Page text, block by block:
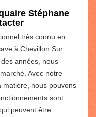
Stéphane
très connu en
à Chevillon Sur
années, nous
Avec notre
matière, nous pouvons
sont
peuvent être